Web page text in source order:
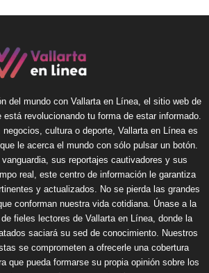
del mundo con Vallarta en Línea, el sitio web de
está revolucionando tu forma de estar informado.
cultura o deporte, Vallarta en Línea es
le acerca el mundo con sólo pulsar un botón.
sus reportajes cautivadores y sus
real, este centro de información le garantiza
y actualizados. No se pierda las grandes
conforman nuestra vida cotidiana. Únase a la
fieles lectores de Vallarta en Línea, donde la
saciará su sed de conocimiento. Nuestros
se comprometen a ofrecerle una cobertura
que pueda formarse su propia opinión sobre los